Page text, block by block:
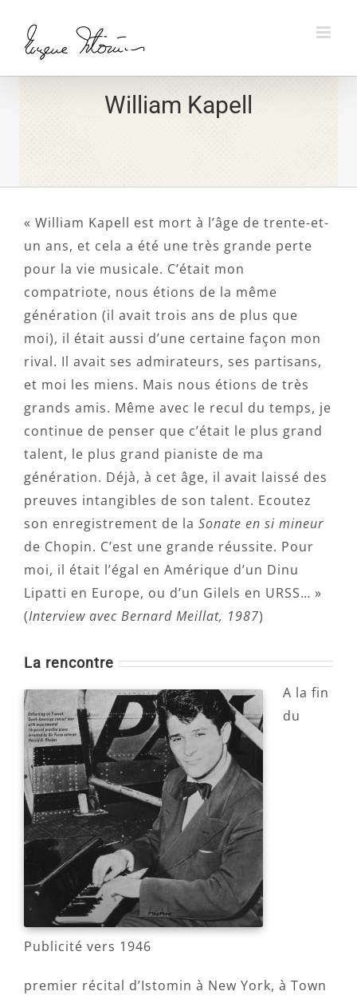
content
William Kapell
« William Kapell est mort à l’âge de trente-et-
un ans, et cela a été une très grande perte
pour la vie musicale. C’était mon
compatriote, nous étions de la même
génération (il avait trois ans de plus que
moi), il était aussi d’une certaine façon mon
rival. Il avait ses admirateurs, ses partisans,
et moi les miens. Mais nous étions de très
grands amis. Même avec le recul du temps, je
continue de penser que c’était le plus grand
talent, le plus grand pianiste de ma
génération. Déjà, à cet âge, il avait laissé des
preuves intangibles de son talent. Ecoutez
son enregistrement de la Sonate en si mineur
de Chopin. C’est une grande réussite. Pour
moi, il était l’égal en Amérique d’un Dinu
Lipatti en Europe, ou d’un Gilels en URSS… »
(Interview avec Bernard Meillat, 1987)
La rencontre
Publicité vers 1946
A la fin
du
premier récital d’Istomin à New York, à Town